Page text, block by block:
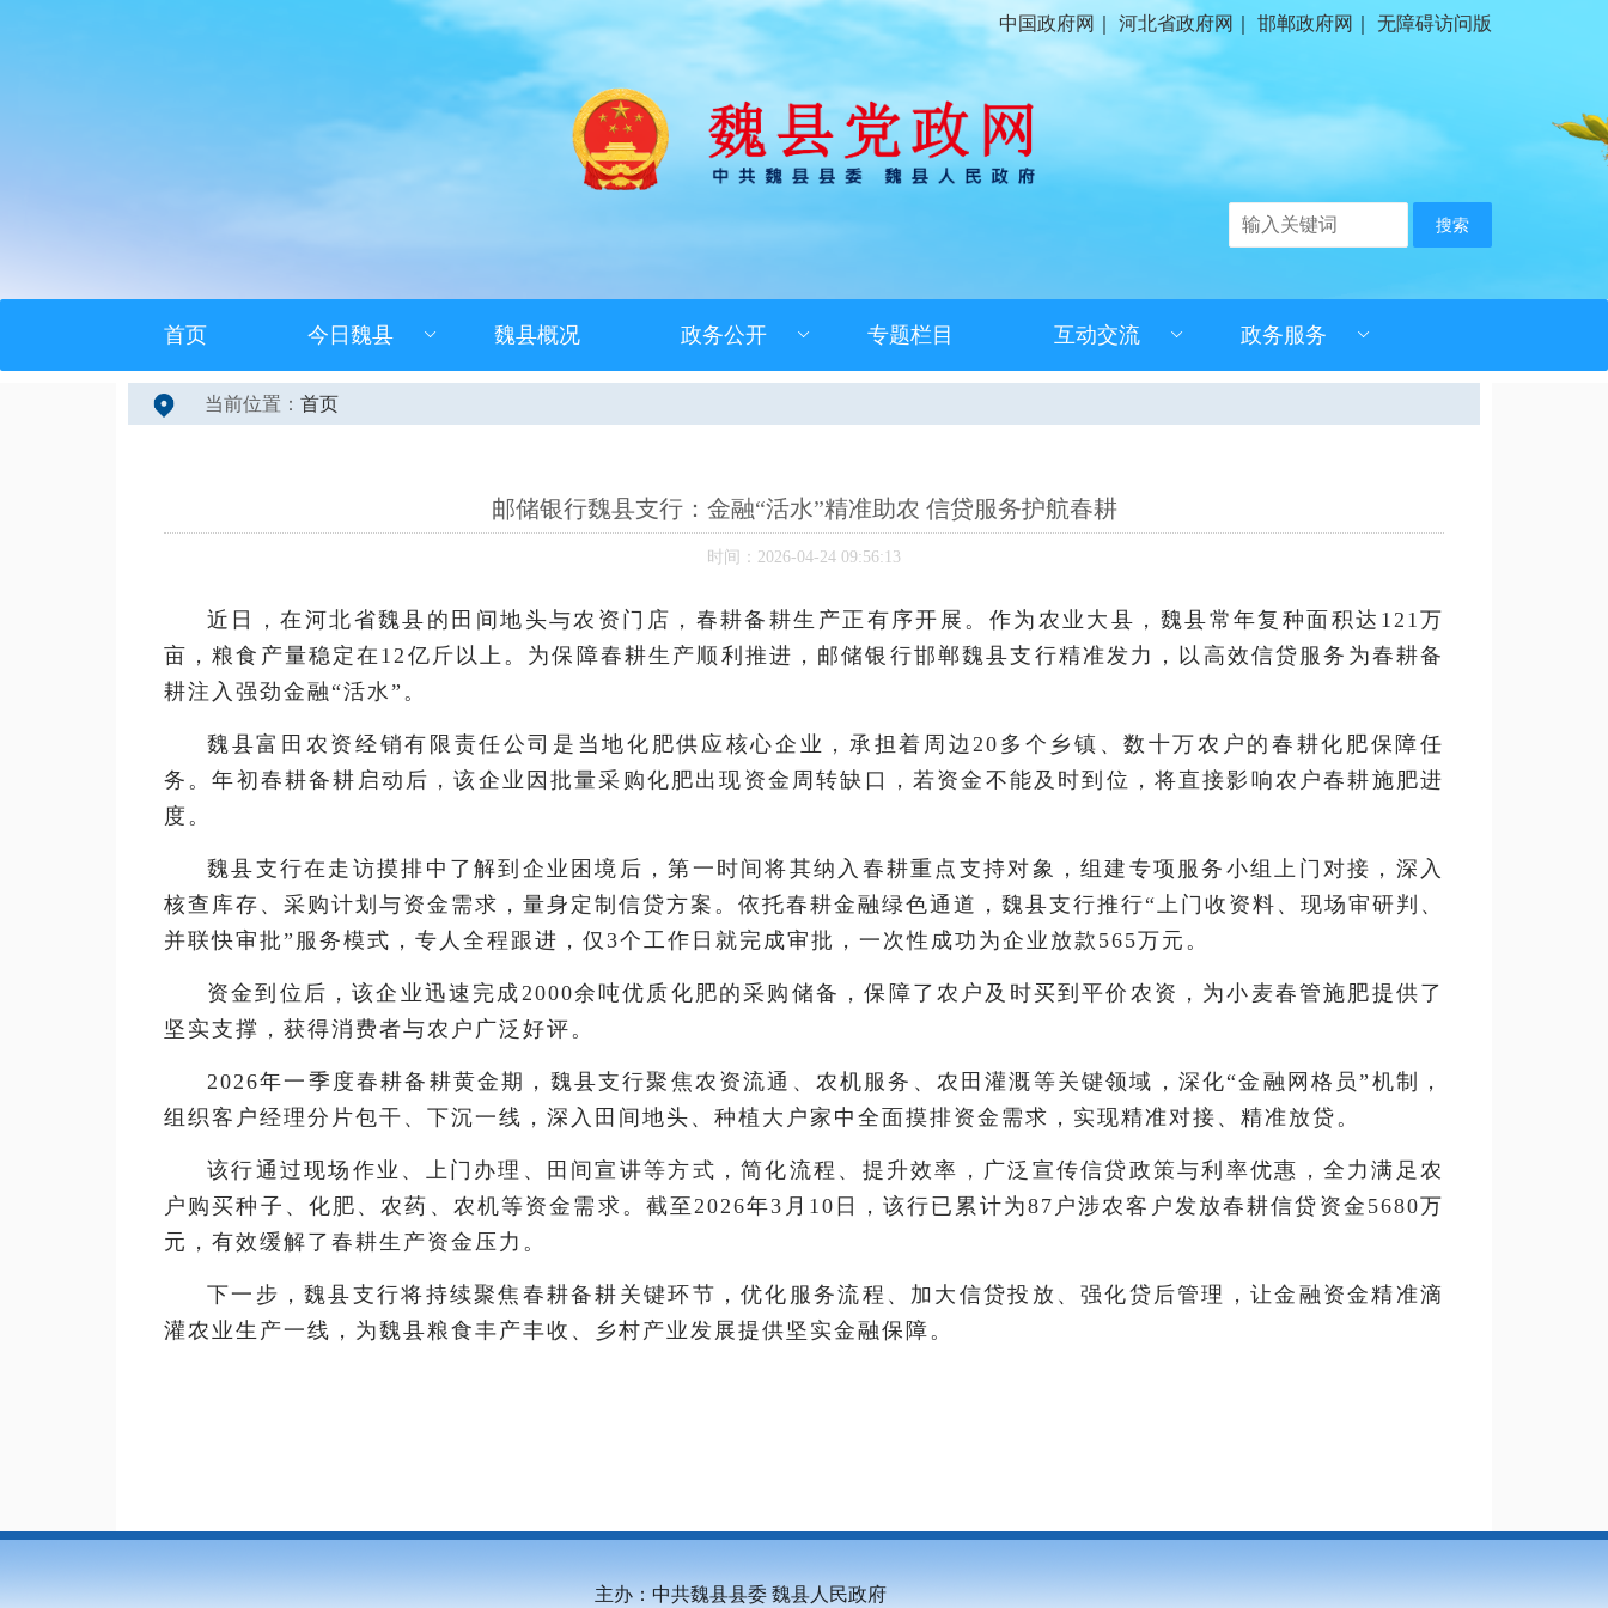
中国政府网 河北省政府网 邯郸政府网 无障碍访问版
搜索
首页 今日魏县 魏县概况 政务公开 专题栏目 互动交流 政务服务
当前位置： 首页
邮储银行魏县支行：金融“活水”精准助农 信贷服务护航春耕
时间：2026-04-24 09:56:13
近日，在河北省魏县的田间地头与农资门店，春耕备耕生产正有序开展。作为农业大县，魏县常年复种面积达121万
亩，粮食产量稳定在12亿斤以上。为保障春耕生产顺利推进，邮储银行邯郸魏县支行精准发力，以高效信贷服务为春耕备
耕注入强劲金融“活水”。
魏县富田农资经销有限责任公司是当地化肥供应核心企业，承担着周边20多个乡镇、数十万农户的春耕化肥保障任
务。年初春耕备耕启动后，该企业因批量采购化肥出现资金周转缺口，若资金不能及时到位，将直接影响农户春耕施肥进
度。
魏县支行在走访摸排中了解到企业困境后，第一时间将其纳入春耕重点支持对象，组建专项服务小组上门对接，深入
核查库存、采购计划与资金需求，量身定制信贷方案。依托春耕金融绿色通道，魏县支行推行“上门收资料、现场审研判、
并联快审批”服务模式，专人全程跟进，仅3个工作日就完成审批，一次性成功为企业放款565万元。
资金到位后，该企业迅速完成2000余吨优质化肥的采购储备，保障了农户及时买到平价农资，为小麦春管施肥提供了
坚实支撑，获得消费者与农户广泛好评。
2026年一季度春耕备耕黄金期，魏县支行聚焦农资流通、农机服务、农田灌溉等关键领域，深化“金融网格员”机制，
组织客户经理分片包干、下沉一线，深入田间地头、种植大户家中全面摸排资金需求，实现精准对接、精准放贷。
该行通过现场作业、上门办理、田间宣讲等方式，简化流程、提升效率，广泛宣传信贷政策与利率优惠，全力满足农
户购买种子、化肥、农药、农机等资金需求。截至2026年3月10日，该行已累计为87户涉农客户发放春耕信贷资金5680万
元，有效缓解了春耕生产资金压力。
下一步，魏县支行将持续聚焦春耕备耕关键环节，优化服务流程、加大信贷投放、强化贷后管理，让金融资金精准滴
灌农业生产一线，为魏县粮食丰产丰收、乡村产业发展提供坚实金融保障。
主办：中共魏县县委 魏县人民政府